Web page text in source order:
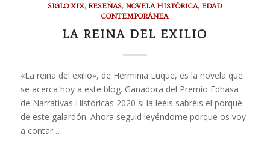
SIGLO XIX, RESEÑAS, NOVELA HISTÓRICA, EDAD
CONTEMPORÁNEA
LA REINA DEL EXILIO
«La reina del exilio», de Herminia Luque, es la novela que
se acerca hoy a este blog. Ganadora del Premio Edhasa
de Narrativas Históricas 2020 si la leéis sabréis el porqué
de este galardón. Ahora seguid leyéndome porque os voy
a contar…